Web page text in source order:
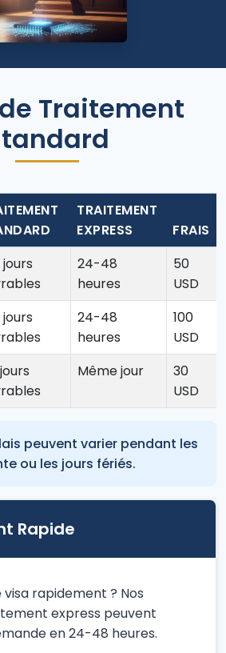
Traitement
TRAITEMENT
EXPRESS
FRAIS
24-48
heures
50
USD
24-48
heures
100
USD
Même jour
30
USD
peuvent varier pendant les
ou les jours fériés.
Rapide
rapidement ? Nos
express peuvent
en 24-48 heures.